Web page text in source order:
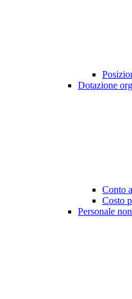
Dotazione
Conto
Costo
Personale